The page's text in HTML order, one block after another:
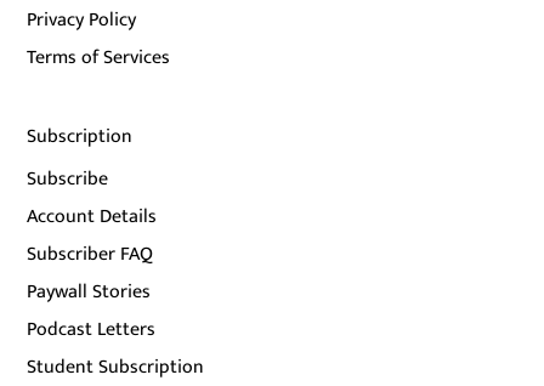
Privacy Policy
Terms of Services
Subscription
Subscribe
Account Details
Subscriber FAQ
Paywall Stories
Podcast Letters
Student Subscription